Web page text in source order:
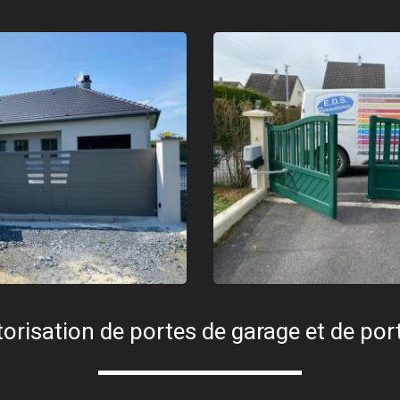
de portes de garage et de